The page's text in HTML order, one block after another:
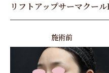
リフトアップサーマクー
施術前